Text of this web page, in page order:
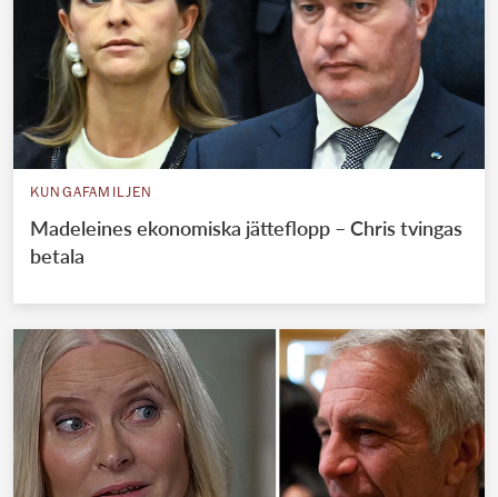
KUNGAFAMILJEN
Madeleines ekonomiska jätteflopp – Chris tvingas
betala